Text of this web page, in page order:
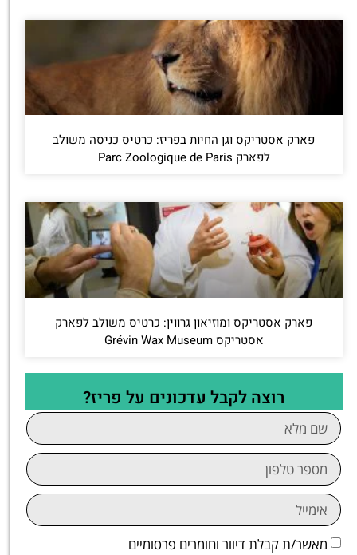
פארק אסטריקס וגן החיות בפריז: כרטיס כניסה משולב
לפארק Parc Zoologique de Paris
פארק אסטריקס ומוזיאון גרווין: כרטיס משולב לפארק
אסטריקס Grévin Wax Museum
רוצה לקבל עדכונים על פריז?
מאשר/ת קבלת דיוור וחומרים פרסומיים